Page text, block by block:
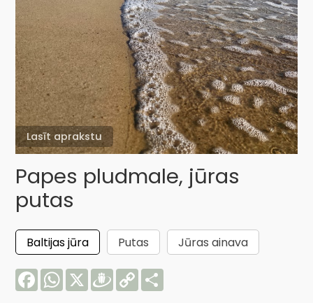
Lasīt aprakstu
Papes pludmale, jūras
putas
Baltijas jūra Putas
Jūras ainava
FacebookWhatsApp
X Draugiem
Copy
Link